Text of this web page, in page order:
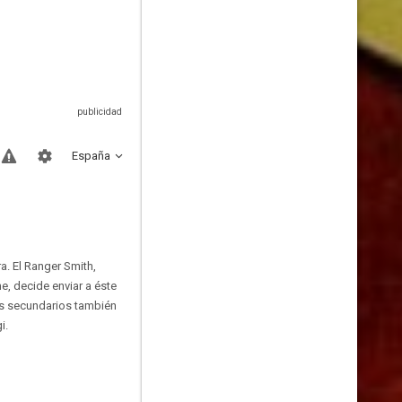
España
El Ranger Smith,
decide enviar a éste
secundarios también